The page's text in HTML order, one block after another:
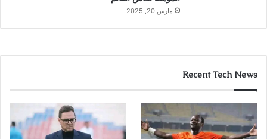
مارس 20, 2025
Recent Tech News